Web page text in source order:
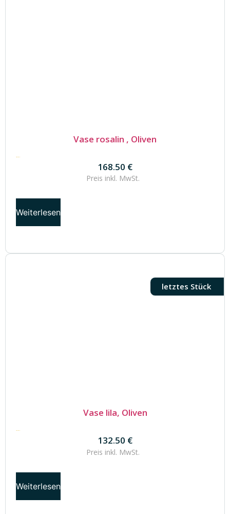
Vase rosalin , Oliven
168.50 €
168.50 €
Preis inkl. MwSt.
Weiterlesen
letztes Stück
Vase lila, Oliven
132.50 €
132.50 €
Preis inkl. MwSt.
Weiterlesen